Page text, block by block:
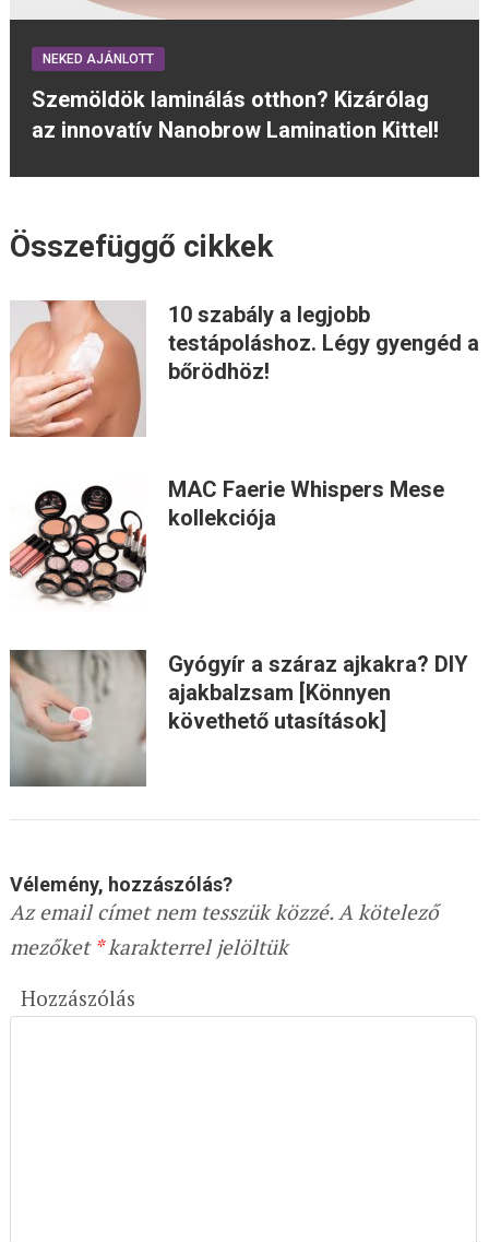
NEKED AJÁNLOTT
Szemöldök laminálás otthon? Kizárólag
az innovatív Nanobrow Lamination Kittel!
Összefüggő cikkek
10 szabály a legjobb
testápoláshoz. Légy gyengéd a
bőrödhöz!
MAC Faerie Whispers Mese
kollekciója
Gyógyír a száraz ajkakra? DIY
ajakbalzsam [Könnyen
követhető utasítások]
Vélemény, hozzászólás?
Az email címet nem tesszük közzé.A kötelező
mezőket *karakterrel jelöltük
Hozzászólás